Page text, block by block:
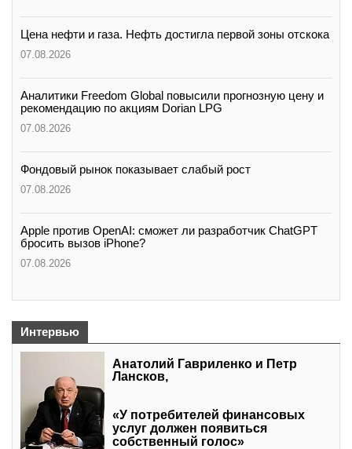
Цена нефти и газа. Нефть достигла первой зоны отскока
07.08.2026
Аналитики Freedom Global повысили прогнозную цену и
рекомендацию по акциям Dorian LPG
07.08.2026
Фондовый рынок показывает слабый рост
07.08.2026
Apple против OpenAI: сможет ли разработчик ChatGPT
бросить вызов iPhone?
07.08.2026
Интервью
Анатолий Гавриленко и Петр
Лансков,
«У потребителей финансовых
услуг должен появиться
собственный голос»